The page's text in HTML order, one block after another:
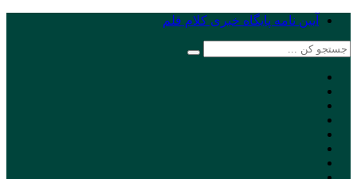
آیین نامه پایگاه خبری کلام قلم